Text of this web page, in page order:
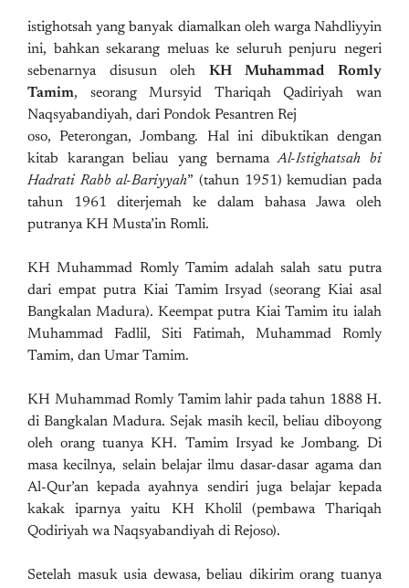
istighotsah yang banyak diamalkan oleh warga Nahdliyyin
ini, bahkan sekarang meluas ke seluruh penjuru negeri
sebenarnya disusun oleh KH Muhammad Romly
Tamim, seorang Mursyid Thariqah Qadiriyah wan
Naqsyabandiyah, dari Pondok Pesantren Rej
oso, Peterongan, Jombang. Hal ini dibuktikan dengan
kitab karangan beliau yang bernamaAl-Istighatsah bi
Hadrati Rabb al-Bariyyah” (tahun 1951) kemudian pada
tahun 1961 diterjemah ke dalam bahasa Jawa oleh
putranya KH Musta’in Romli.
KH Muhammad Romly Tamim adalah salah satu putra
dari empat putra Kiai Tamim Irsyad (seorang Kiai asal
Bangkalan Madura). Keempat putra Kiai Tamim itu ialah
Muhammad Fadlil, Siti Fatimah, Muhammad Romly
Tamim, dan Umar Tamim.
KH Muhammad Romly Tamim lahir pada tahun 1888 H.
di Bangkalan Madura. Sejak masih kecil, beliau diboyong
oleh orang tuanya KH. Tamim Irsyad ke Jombang. Di
masa kecilnya, selain belajar ilmu dasar-dasar agama dan
Al-Qur’an kepada ayahnya sendiri juga belajar kepada
kakak iparnya yaitu KH Kholil (pembawa Thariqah
Qodiriyah wa Naqsyabandiyah di Rejoso).
Setelah masuk usia dewasa, beliau dikirim orang tuanya